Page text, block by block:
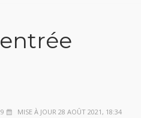
MISE À JOUR 28 AOÛT 2021, 18:34